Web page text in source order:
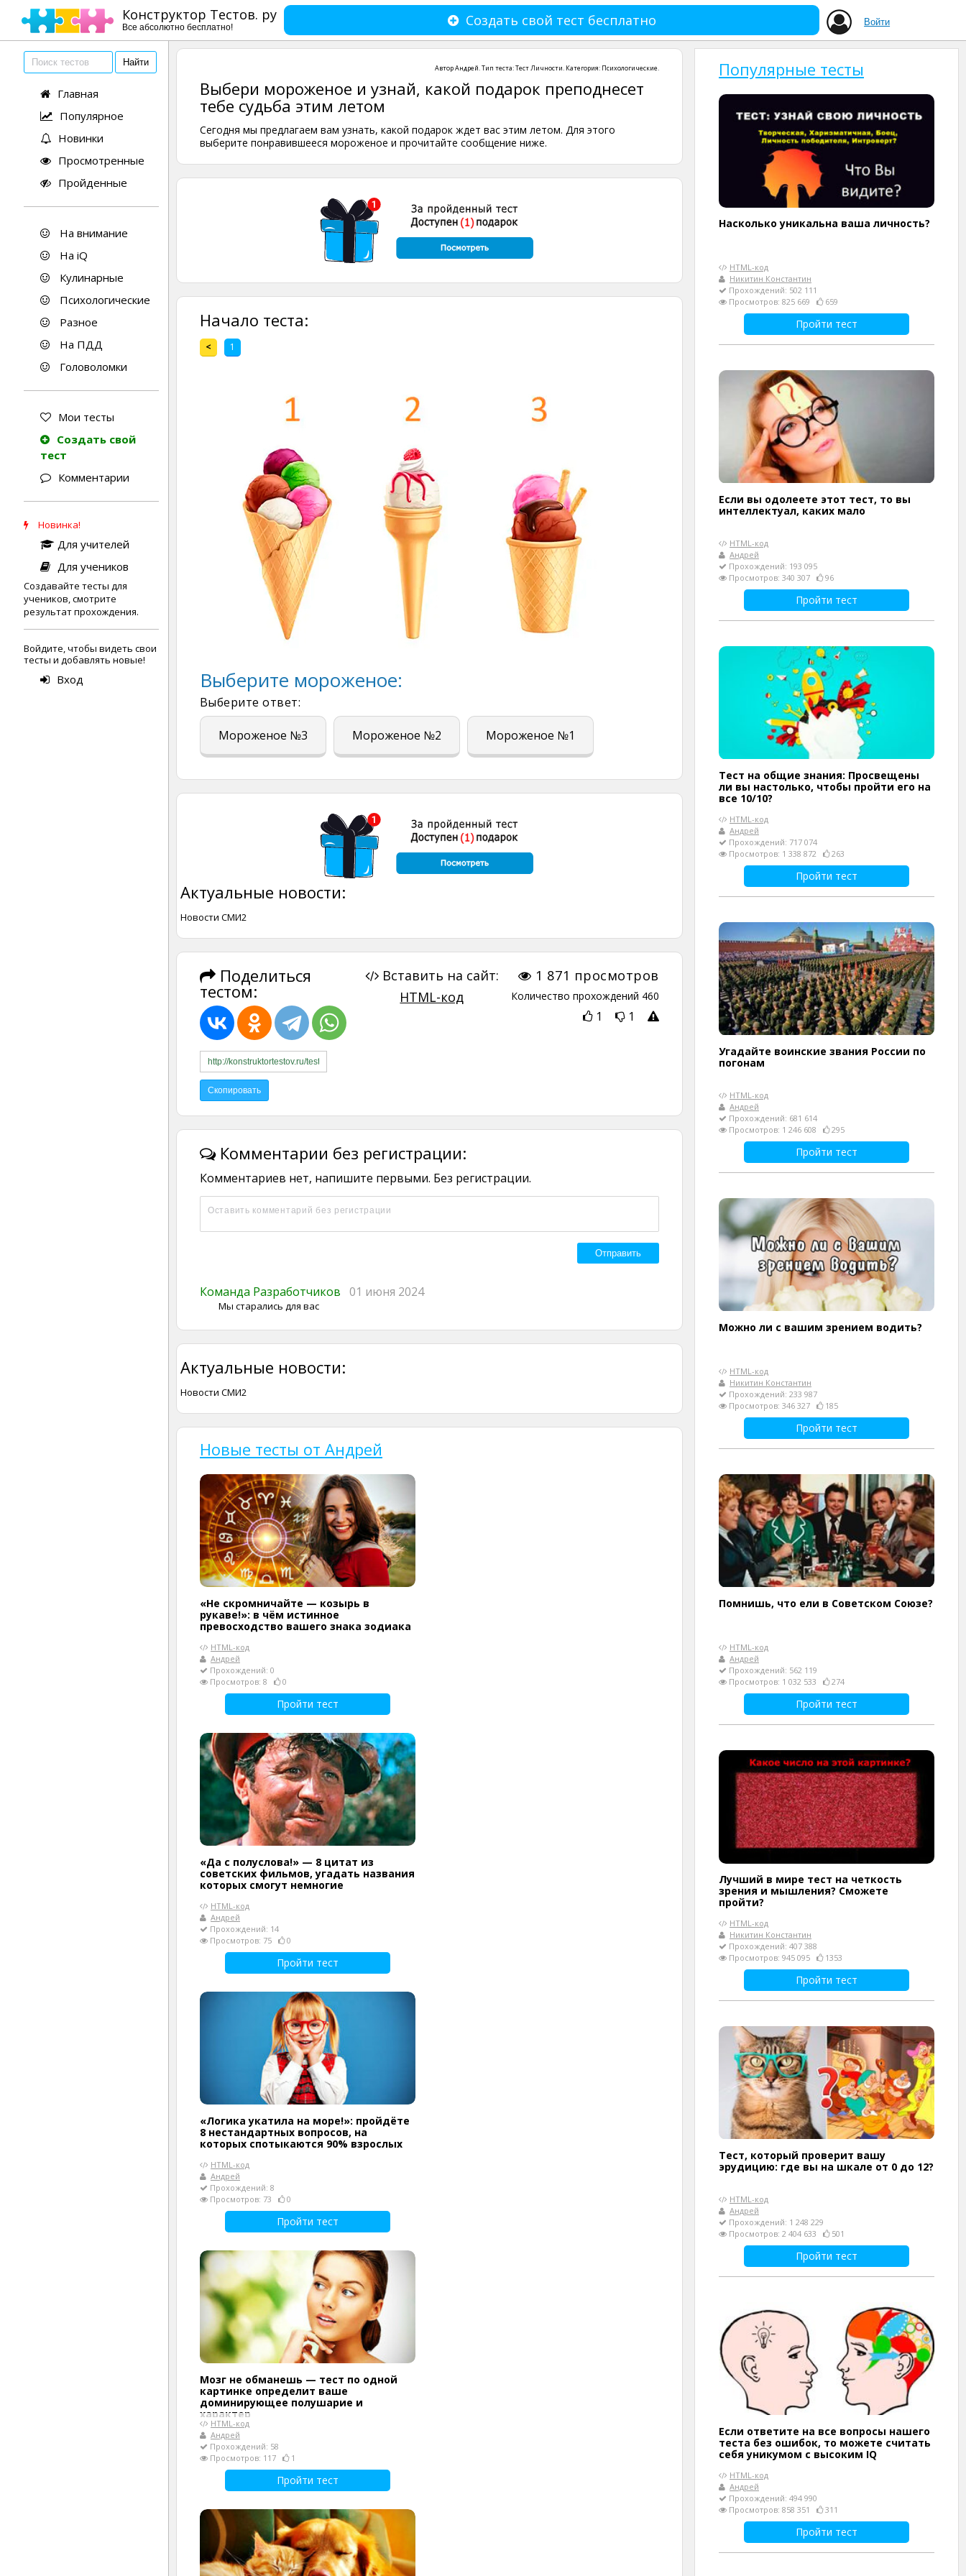
Конструктор Тестов. ру
Все абсолютно бесплатно! Войти
Создать свой тест бесплатно
Главная
Популярное
Новинки
Просмотренные
Пройденные
На внимание
На iQ
Кулинарные
Психологические
Разное
На ПДД
Головоломки
Мои тесты
Создать свой
тест
Комментарии
Новинка!
Для учителей
Для учеников
Создавайте тесты для
учеников, смотрите
результат прохождения.
Войдите, чтобы видеть свои
тесты и добавлять новые!
Вход
АвторАндрей. Тип теста:Тест Личности. Категория: Психологические.
Выбери мороженое и узнай, какой подарок преподнесет
тебе судьба этим летом
Сегодня мы предлагаем вам узнать, какой подарок ждет вас этим летом. Для этого
выберите понравившееся мороженое и прочитайте сообщение ниже.
Начало теста:
< 1
Выберите мороженое:
Выберите ответ:
Мороженое №3 Мороженое №2 Мороженое №1
Актуальные новости:
Новости СМИ2
Поделиться
тестом:
1 871 просмотров
Количество прохождений 460
1 1
Вставить на сайт:
HTML-код
Комментарии без регистрации:
Комментариев нет, напишите первыми. Без регистрации.
Команда Разработчиков 01 июня 2024
Мы старались для вас
Актуальные новости:
Новости СМИ2
Новые тесты от Андрей
«Не скромничайте — козырь в
рукаве!»: в чём истинное
превосходство вашего знака зодиака
HTML-код
Андрей
Прохождений: 0
Просмотров: 8
0
Пройти тест
«Да с полуслова!» — 8 цитат из
советских фильмов, угадать названия
которых смогут немногие
HTML-код
Андрей
Прохождений: 14
Просмотров: 75
0
Пройти тест
«Логика укатила на море!»: пройдёте
8 нестандартных вопросов, на
которых спотыкаются 90% взрослых
HTML-код
Андрей
Прохождений: 8
Просмотров: 73
0
Пройти тест
Мозг не обманешь — тест по одной
картинке определит ваше
доминирующее полушарие и
характер
HTML-код
Андрей
Прохождений: 58
Просмотров: 117
1
Пройти тест
Популярные тесты
Насколько уникальна ваша личность?
HTML-код
Никитин Константин
Прохождений: 502 111
Просмотров: 825 669
659
Пройти тест
Если вы одолеете этот тест, то вы
интеллектуал, каких мало
HTML-код
Андрей
Прохождений: 193 095
Просмотров: 340 307
96
Пройти тест
Тест на общие знания: Просвещены
ли вы настолько, чтобы пройти его на
все 10/10?
HTML-код
Андрей
Прохождений: 717 074
Просмотров: 1 338 872
263
Пройти тест
Угадайте воинские звания России по
погонам
HTML-код
Андрей
Прохождений: 681 614
Просмотров: 1 246 608
295
Пройти тест
Можно ли с вашим зрением водить?
HTML-код
Никитин Константин
Прохождений: 233 987
Просмотров: 346 327
185
Пройти тест
Помнишь, что ели в Советском Союзе?
HTML-код
Андрей
Прохождений: 562 119
Просмотров: 1 032 533
274
Пройти тест
Лучший в мире тест на четкость
зрения и мышления? Сможете
пройти?
HTML-код
Никитин Константин
Прохождений: 407 388
Просмотров: 945 095
1353
Пройти тест
Тест, который проверит вашу
эрудицию: где вы на шкале от 0 до 12?
HTML-код
Андрей
Прохождений: 1 248 229
Просмотров: 2 404 633
501
Пройти тест
Если ответите на все вопросы нашего
теста без ошибок, то можете считать
себя уникумом с высоким IQ
HTML-код
Андрей
Прохождений: 494 990
Просмотров: 858 351
311
Пройти тест